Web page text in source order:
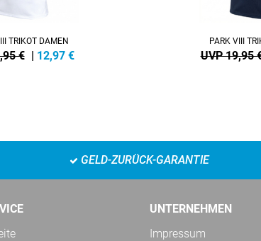
TRIKOT DAMEN
€ | 12,97 €
PARK VIII
UVP 19,95
GELD-ZURÜCK-GARANTIE
UNTERNEHMEN
Impressum